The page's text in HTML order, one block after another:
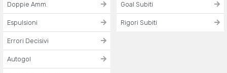
Doppie Amm.
Espulsioni
Errori Decisivi
Autogol
Goal Subiti
Rigori Subiti